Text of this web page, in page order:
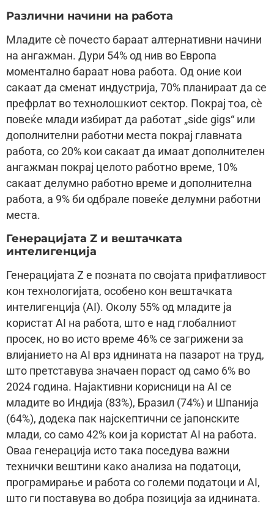
Различни начини на работа
Младите сѐ почесто бараат алтернативни начини
на ангажман. Дури 54% од нив во Европа
моментално бараат нова работа. Од оние кои
сакаат да сменат индустрија, 70% планираат да се
префрлат во технолошкиот сектор. Покрај тоа, сѐ
повеќе млади избират да работат „side gigs“ или
дополнителни работни места покрај главната
работа, со 20% кои сакаат да имаат дополнителен
ангажман покрај целото работно време, 10%
сакаат делумно работно време и дополнителна
работа, а 9% би одбрале повеќе делумни работни
места.
Генерацијата Z и вештачката
интелигенција
Генерацијата Z е позната по својата прифатливост
кон технологијата, особено кон вештачката
интелигенција (AI). Околу 55% од младите ја
користат AI на работа, што е над глобалниот
просек, но во исто време 46% се загрижени за
влијанието на AI врз иднината на пазарот на труд,
што претставува значаен пораст од само 6% во
2024 година. Најактивни корисници на AI се
младите во Индија (83%), Бразил (74%) и Шпанија
(64%), додека пак најскептични се јапонските
млади, со само 42% кои ја користат AI на работа.
Оваа генерација исто така поседува важни
технички вештини како анализа на податоци,
програмирање и работа со големи податоци и AI,
што ги поставува во добра позиција за иднината.